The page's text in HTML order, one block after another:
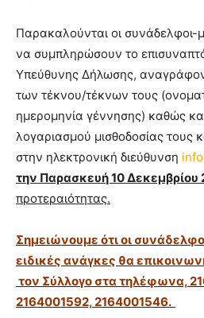
Παρακαλούνται οι συνάδελφοι-
να συμπληρώσουν το
Υπεύθυνης Δήλωσης,
των τέκνου/τέκνων τους
ημερομηνία γέννησης) καθώς
λογαριασμού μισθοδοσίας τους
στην ηλεκτρονική διεύθυνση
την Παρασκευή 10 Δεκεμβρίου
προτεραιότητας.
Σημειώνουμε ότι οι
ειδικές ανάγκες θα
τον Σύλλογο στα τηλέφωνα,
2164001592, 2164001546.